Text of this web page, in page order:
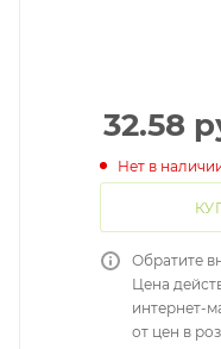
32.58
Нет в
Обратите
Цена
интернет-
от цен в